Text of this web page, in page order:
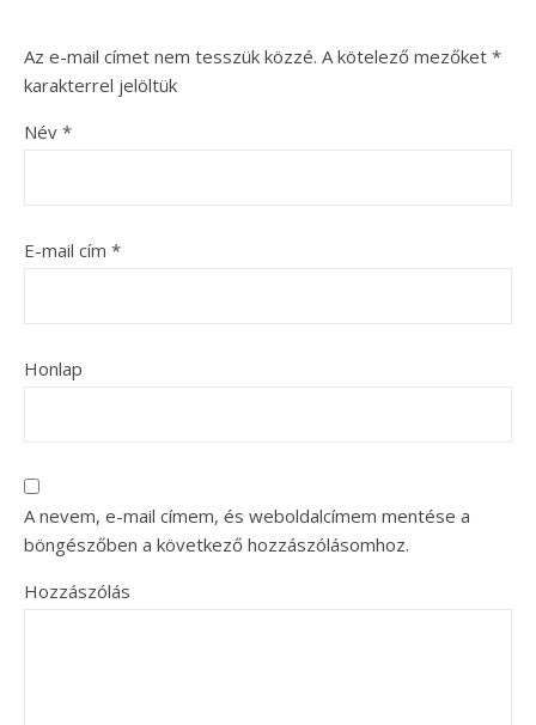
Az e-mail címet nem tesszük közzé. A kötelező mezőket *
karakterrel jelöltük
Név *
E-mail cím *
Honlap
A nevem, e-mail címem, és weboldalcímem mentése a
böngészőben a következő hozzászólásomhoz.
Hozzászólás